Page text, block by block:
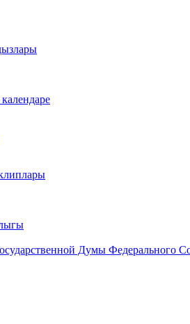
Думы Федерального